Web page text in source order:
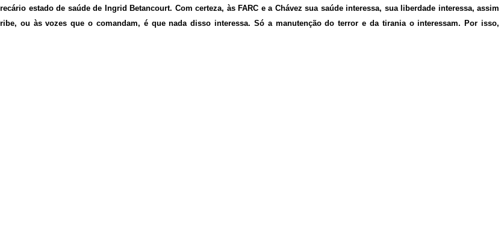
estado de saúde de Ingrid Betancourt. Com certeza, às FARC e a Chávez sua saúde interessa, sua liberdade interessa, assim
ou às vozes que o comandam, é que nada disso interessa. Só a manutenção do terror e da tirania o interessam. Por isso,